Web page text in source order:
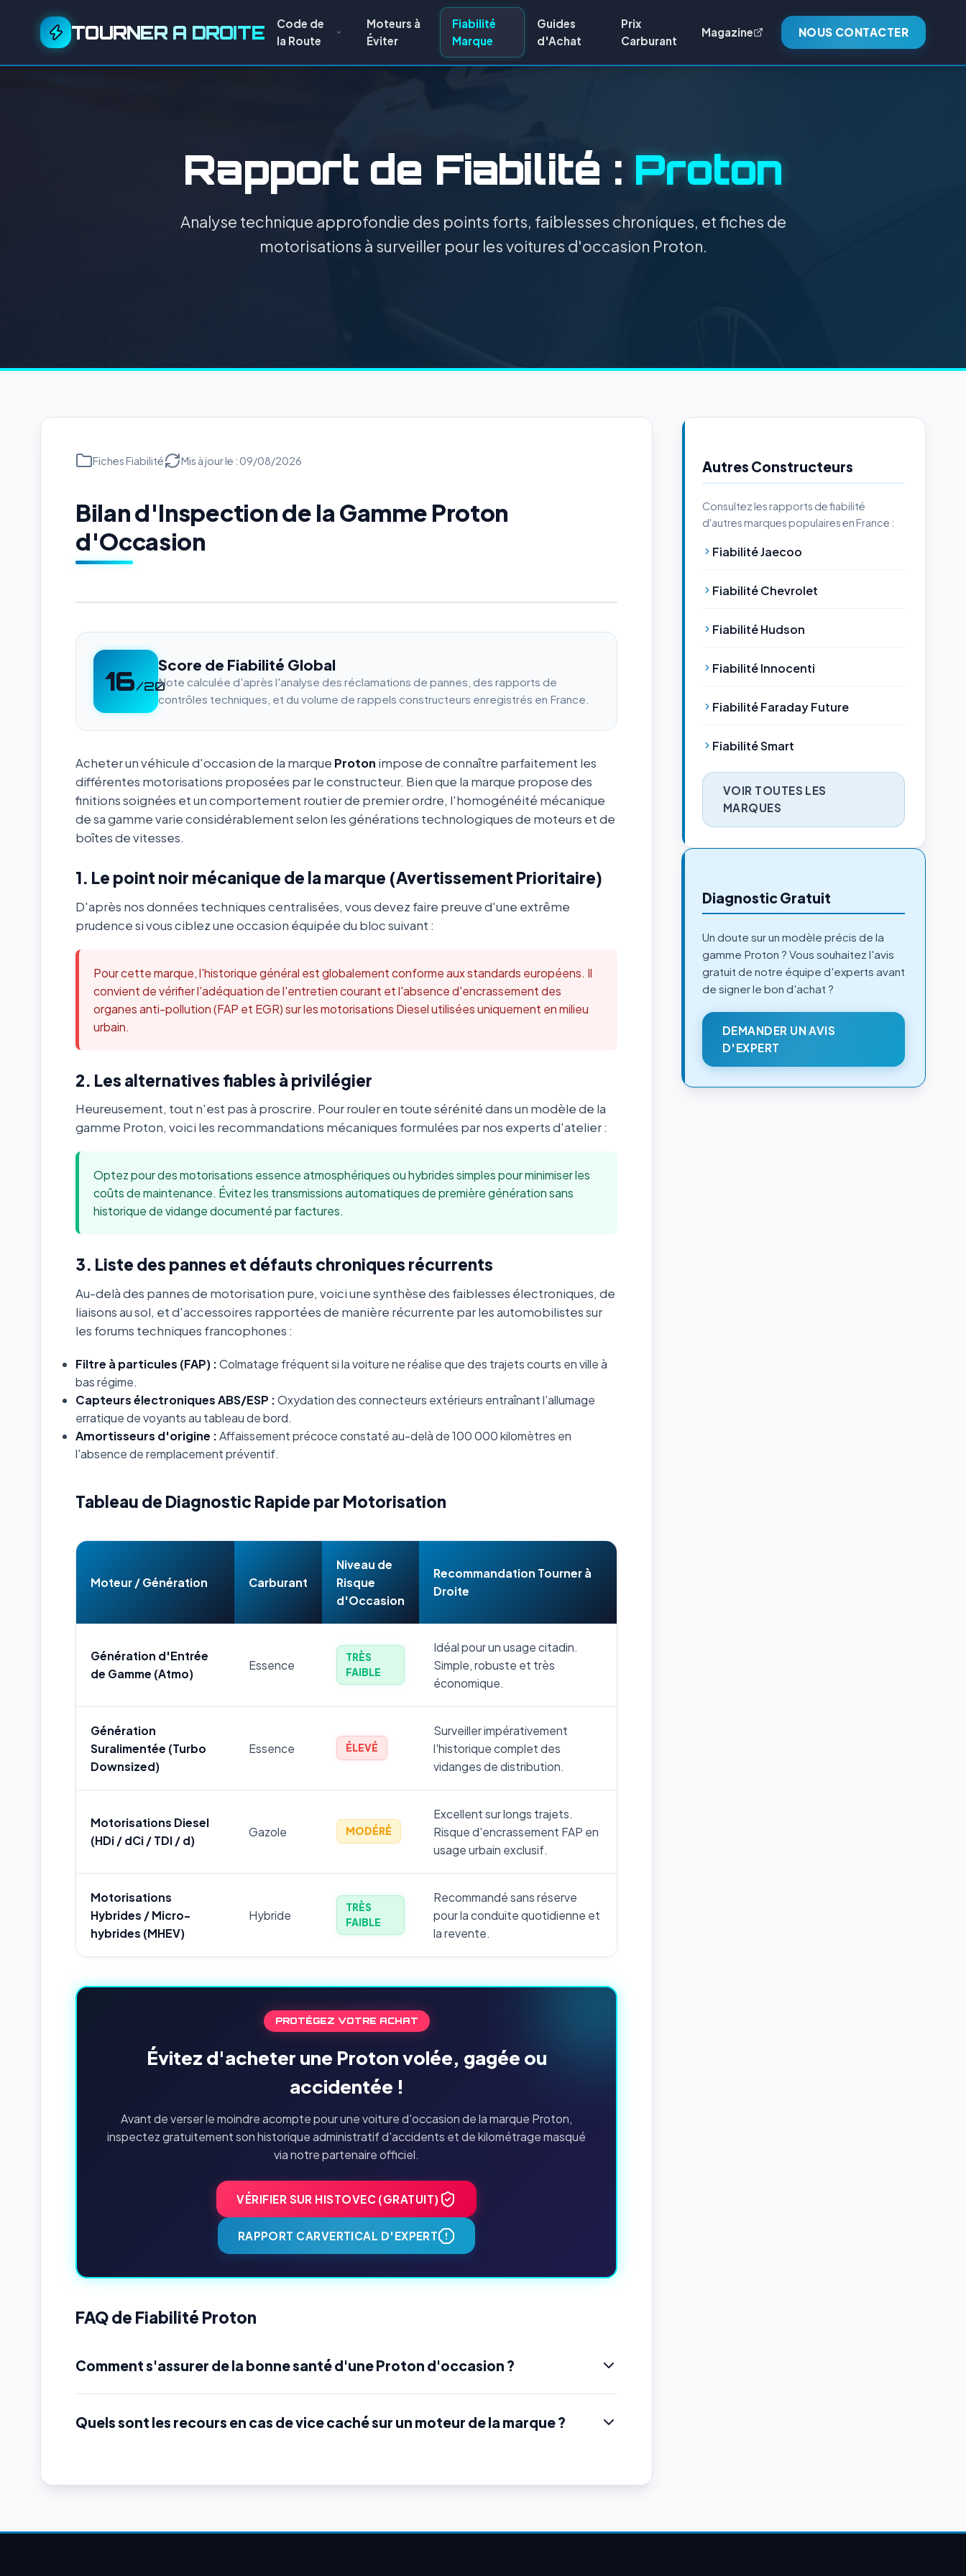
TOURNER A DROITE
Code de
la Route
Moteurs à
Éviter
Fiabilité
Marque
Guides
d'Achat
Prix
Carburant
Magazine NOUS CONTACTER
Rapport de Fiabilité : Proton
Analyse technique approfondie des points forts, faiblesses chroniques, et fiches de
motorisations à surveiller pour les voitures d'occasion Proton.
Fiches Fiabilité Mis à jour le : 09/08/2026
Bilan d'Inspection de la Gamme Proton
d'Occasion
16/20
Score de Fiabilité Global
Note calculée d'après l'analyse des réclamations de pannes, des rapports de
contrôles techniques, et du volume de rappels constructeurs enregistrés en France.
Acheter un véhicule d'occasion de la marque Proton impose de connaître parfaitement les
différentes motorisations proposées par le constructeur. Bien que la marque propose des
finitions soignées et un comportement routier de premier ordre, l'homogénéité mécanique
de sa gamme varie considérablement selon les générations technologiques de moteurs et de
boîtes de vitesses.
1. Le point noir mécanique de la marque (Avertissement Prioritaire)
D'après nos données techniques centralisées, vous devez faire preuve d'une extrême
prudence si vous ciblez une occasion équipée du bloc suivant :
Pour cette marque, l'historique général est globalement conforme aux standards européens. Il
convient de vérifier l'adéquation de l'entretien courant et l'absence d'encrassement des
organes anti-pollution (FAP et EGR) sur les motorisations Diesel utilisées uniquement en milieu
urbain.
2. Les alternatives fiables à privilégier
Heureusement, tout n'est pas à proscrire. Pour rouler en toute sérénité dans un modèle de la
gamme Proton, voici les recommandations mécaniques formulées par nos experts d'atelier :
Optez pour des motorisations essence atmosphériques ou hybrides simples pour minimiser les
coûts de maintenance. Évitez les transmissions automatiques de première génération sans
historique de vidange documenté par factures.
3. Liste des pannes et défauts chroniques récurrents
Au-delà des pannes de motorisation pure, voici une synthèse des faiblesses électroniques, de
liaisons au sol, et d'accessoires rapportées de manière récurrente par les automobilistes sur
les forums techniques francophones :
Filtre à particules (FAP) :Colmatage fréquent si la voiture ne réalise que des trajets courts en ville à
bas régime.
Capteurs électroniques ABS/ESP :Oxydation des connecteurs extérieurs entraînant l'allumage
erratique de voyants au tableau de bord.
Amortisseurs d'origine :Affaissement précoce constaté au-delà de 100 000 kilomètres en
l'absence de remplacement préventif.
Tableau de Diagnostic Rapide par Motorisation
Moteur / Génération Carburant
Niveau de
Risque
d'Occasion
Recommandation Tourner à
Droite
Génération d'Entrée
de Gamme (Atmo)
Essence
TRÈS
FAIBLE
Idéal pour un usage citadin.
Simple, robuste et très
économique.
Génération
Suralimentée (Turbo
Downsized)
Essence ÉLEVÉ
Surveiller impérativement
l'historique complet des
vidanges de distribution.
Motorisations Diesel
(HDi / dCi / TDI / d)
Gazole MODÉRÉ
Excellent sur longs trajets.
Risque d'encrassement FAP en
usage urbain exclusif.
Motorisations
Hybrides / Micro-
hybrides (MHEV)
Hybride
TRÈS
FAIBLE
Recommandé sans réserve
pour la conduite quotidienne et
la revente.
PROTÉGEZ VOTRE ACHAT
Évitez d'acheter une Proton volée, gagée ou
accidentée !
Avant de verser le moindre acompte pour une voiture d'occasion de la marque Proton,
inspectez gratuitement son historique administratif d'accidents et de kilométrage masqué
via notre partenaire officiel.
VÉRIFIER SUR HISTOVEC (GRATUIT)
RAPPORT CARVERTICAL D'EXPERT
FAQ de Fiabilité Proton
Comment s'assurer de la bonne santé d'une Proton d'occasion ?
Quels sont les recours en cas de vice caché sur un moteur de la marque ?
Autres Constructeurs
Consultez les rapports de fiabilité
d'autres marques populaires en France :
Fiabilité Jaecoo
Fiabilité Chevrolet
Fiabilité Hudson
Fiabilité Innocenti
Fiabilité Faraday Future
Fiabilité Smart
VOIR TOUTES LES
MARQUES
Diagnostic Gratuit
Un doute sur un modèle précis de la
gamme Proton ? Vous souhaitez l'avis
gratuit de notre équipe d'experts avant
de signer le bon d'achat ?
DEMANDER UN AVIS
D'EXPERT